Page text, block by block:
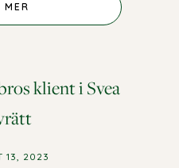
MER
klient i Svea
13, 2023